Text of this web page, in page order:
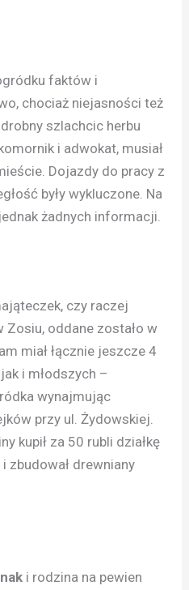
faktów i
chociaż niejasności też
szlachcic herbu
i adwokat, musiał
Dojazdy do pracy z
były wykluczone. Na
żadnych informacji.
czy raczej
oddane zostało w
miał łącznie jeszcze 4
i młodszych –
wynajmując
przy ul. Żydowskiej.
kupił za 50 rubli działkę
zbudował drewniany
i rodzina na pewien